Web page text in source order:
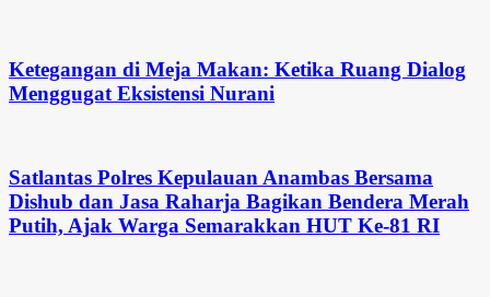
Ketegangan di Meja Makan: Ketika Ruang Dialog
Menggugat Eksistensi Nurani
Satlantas Polres Kepulauan Anambas Bersama
Dishub dan Jasa Raharja Bagikan Bendera Merah
Putih, Ajak Warga Semarakkan HUT Ke-81 RI